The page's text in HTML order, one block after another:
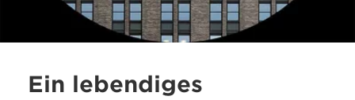
Ein lebendiges